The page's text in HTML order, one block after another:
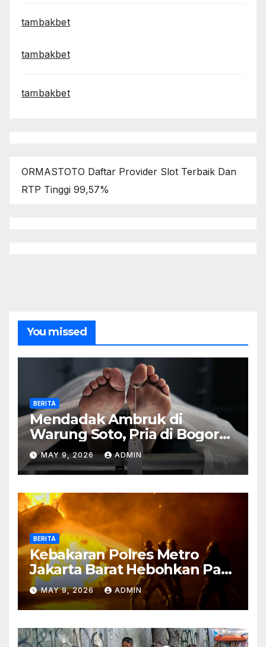
tambakbet
tambakbet
tambakbet
ORMASTOTO Daftar Provider Slot Terbaik Dan
RTP Tinggi 99,57%
You missed
BERITA
Mendadak Ambruk di
Warung Soto, Pria di Bogor
Meninggal Sebelum Makan
MAY 9, 2026 ADMIN
BERITA
Kebakaran Polres Metro
Jakarta Barat Hebohkan Pagi
Hari, Ini Fakta Terbarunya
MAY 9, 2026 ADMIN